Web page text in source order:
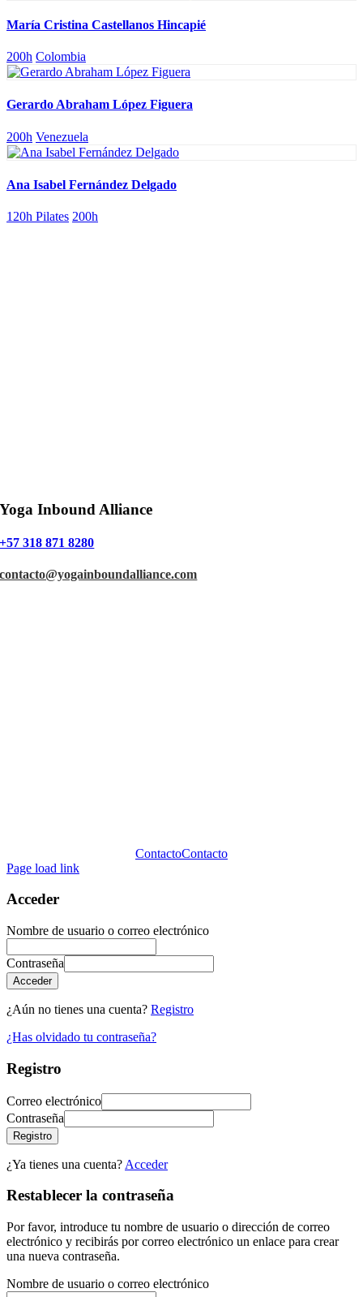
María Cristina Castellanos Hincapié
200h Colombia
Gerardo Abraham López Figuera
200h Venezuela
Ana Isabel Fernández Delgado
120h Pilates 200h
Yoga Inbound Alliance
+57 318 871 8280
contacto@yogainboundalliance.com
ContactoContacto
Page load link
Acceder
Nombre de usuario o correo electrónico
Contraseña
Acceder
¿Aún no tienes una cuenta? Registro
¿Has olvidado tu contraseña?
Registro
Correo electrónico
Contraseña
Registro
¿Ya tienes una cuenta? Acceder
Restablecer la contraseña
Por favor, introduce tu nombre de usuario o dirección de correo
electrónico y recibirás por correo electrónico un enlace para crear
una nueva contraseña.
Nombre de usuario o correo electrónico